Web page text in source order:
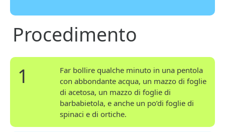
Procedimento
1
Far bollire qualche minuto in una pentola
con abbondante acqua, un mazzo di foglie
di acetosa, un mazzo di foglie di
barbabietola, e anche un po’di foglie di
spinaci e di ortiche.